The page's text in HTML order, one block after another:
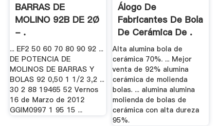
BARRAS DE
MOLINO 92B DE 2Ø
- .
... EF2 50 60 70 80 90 92 ...
DE POTENCIA DE
MOLINOS DE BARRAS Y
BOLAS 92 0,50 1 1/2 3,2 ...
30 2 88 19465 52 Vernos
16 de Marzo de 2012
GGIM0997 1 95 15 ...
Álogo De
Fabricantes De Bola
De Cerámica De .
Alta alumina bola de
cerámica 70%. ... Mejor
venta de 92% alumina
cerámica de molienda
bolas. ... alumina alumina
molienda de bolas de
cerámica con alta dureza
95%.